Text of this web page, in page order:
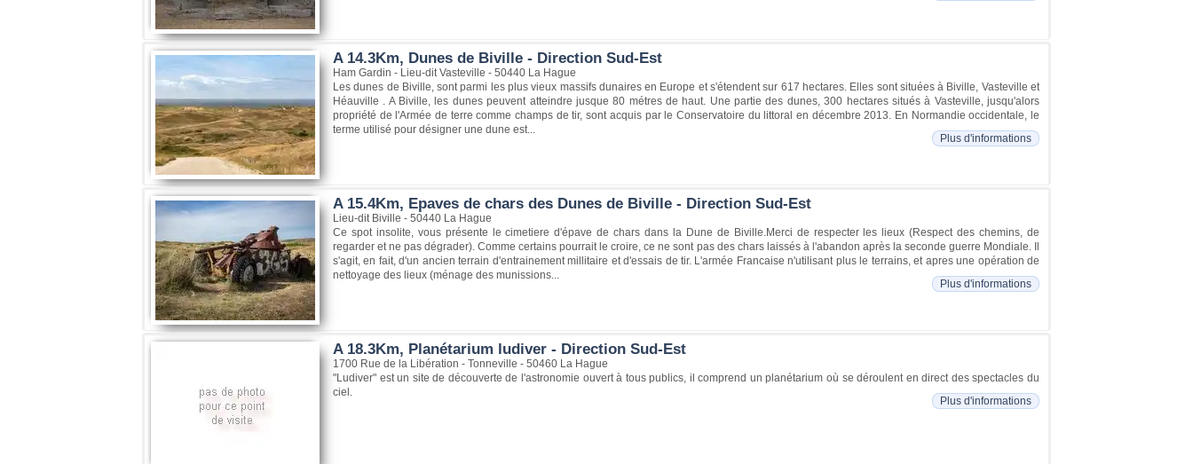
A 14.3Km, Dunes de Biville - Direction Sud-Est
Ham Gardin - Lieu-dit Vasteville - 50440 La Hague
Les dunes de Biville, sont parmi les plus vieux massifs dunaires en Europe et s'étendent sur 617 hectares. Elles sont situées à Biville, Vasteville et
Héauville . A Biville, les dunes peuvent atteindre jusque 80 métres de haut. Une partie des dunes, 300 hectares situés à Vasteville, jusqu'alors
propriété de l'Armée de terre comme champs de tir, sont acquis par le Conservatoire du littoral en décembre 2013. En Normandie occidentale, le
terme utilisé pour désigner une dune est...
Plus d'informations
A 15.4Km, Epaves de chars des Dunes de Biville - Direction Sud-Est
Lieu-dit Biville - 50440 La Hague
Ce spot insolite, vous présente le cimetiere d'épave de chars dans la Dune de Biville.Merci de respecter les lieux (Respect des chemins, de
regarder et ne pas dégrader). Comme certains pourrait le croire, ce ne sont pas des chars laissés à l'abandon après la seconde guerre Mondiale. Il
s'agit, en fait, d'un ancien terrain d'entrainement millitaire et d'essais de tir. L'armée Francaise n'utilisant plus le terrains, et apres une opération de
nettoyage des lieux (ménage des munissions...
Plus d'informations
A 18.3Km, Planétarium ludiver - Direction Sud-Est
1700 Rue de la Libération - Tonneville - 50460 La Hague
"Ludiver" est un site de découverte de l'astronomie ouvert à tous publics, il comprend un planétarium où se déroulent en direct des spectacles du
ciel.
Plus d'informations